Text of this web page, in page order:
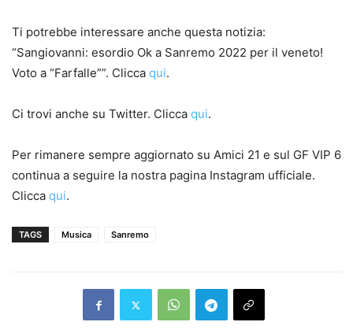
Ti potrebbe interessare anche questa notizia:
“Sangiovanni: esordio Ok a Sanremo 2022 per il veneto!
Voto a “Farfalle””. Clicca qui.
Ci trovi anche su Twitter. Clicca qui.
Per rimanere sempre aggiornato su Amici 21 e sul GF VIP 6
continua a seguire la nostra pagina Instagram ufficiale.
Clicca qui.
TAGS Musica Sanremo